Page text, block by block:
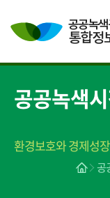
공공녹색
환경보호와 경제성
공